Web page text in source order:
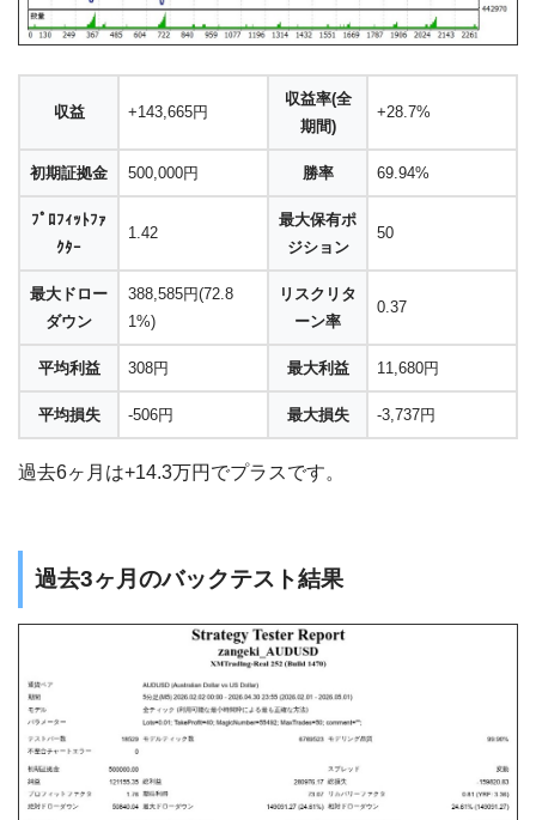
収益 +143,665円
収益率(全
期間)
+28.7%
初期証拠金 500,000円 勝率 69.94%
ﾌﾟﾛﾌｨｯﾄﾌｧ
ｸﾀｰ
1.42
最大保有ポ
ジション
50
最大ドロー
ダウン
388,585円(72.8
1%)
リスクリタ
ーン率
0.37
平均利益 308円 最大利益 11,680円
平均損失 -506円 最大損失 -3,737円
過去6ヶ月は+14.3万円でプラスです。
過去3ヶ月のバックテスト結果